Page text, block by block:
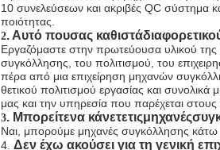
10 συνελεύσεων και ακριβές QC σύστημα
ποιότητας.
2. Αυτό πουσας
Εργαζόμαστε στην πρωτεύουσα υλικού
συγκόλλησης, του πολιτισμού, του
πέρα από μια επιχείρηση μηχανών
θετικού πολιτισμού εργασίας και
μας και την υπηρεσία που παρέχεται στους
3. Μπορείτενα
Ναι, μπορούμε μηχανές συγκόλλησης κάτω
4. Δεν έχω ακούσει για τη γενική